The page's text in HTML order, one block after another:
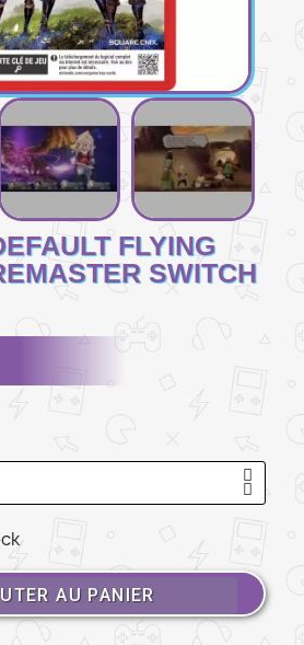
FLYING
SWITCH
AU PANIER